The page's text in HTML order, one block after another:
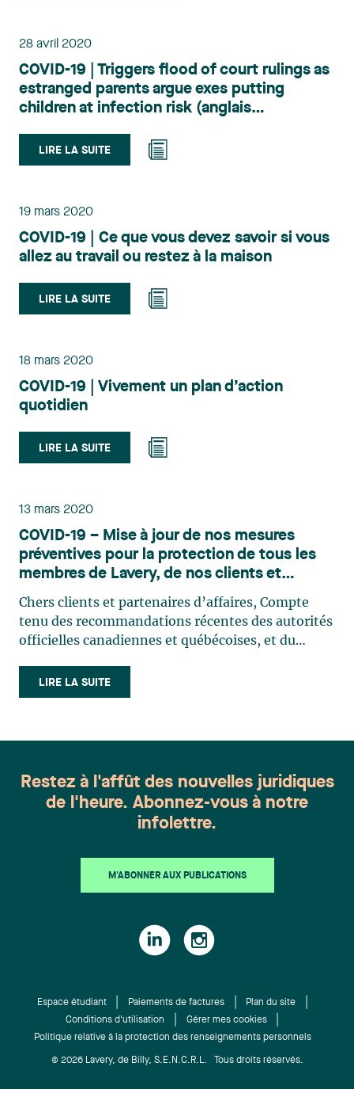
28 avril 2020
COVID-19 | Triggers flood of court rulings as
estranged parents argue exes putting
children at infection risk (anglais
LIRE LA SUITE
19 mars 2020
COVID-19 | Ce que vous devez savoir si vous
allez au travail ou restez à la maison
LIRE LA SUITE
18 mars 2020
COVID-19 | Vivement un plan d’action
quotidien
LIRE LA SUITE
13 mars 2020
COVID-19 – Mise à jour de nos mesures
préventives pour la protection de tous les
membres de Lavery, de nos clients et
partenaires d’affaires
Chers clients et partenaires d’affaires, Compte
tenu des recommandations récentes des autorités
officielles canadiennes et québécoises, et du
la pandémie, Lavery souhaite vous informer des
mesures mises en place par le cabinet afin
recommandations officielles des autorités, et
d’assurer la continuité de nos affaires. La sécurité
des membres de notre équipe, de leur famille et de
leurs proches, ainsi que celle de nos clients et
priorité. Nous tenons d’ailleurs à offrir nos
au sein de leur propre organisation ou dans leur
entourage. Nous tenons à assurer à tous les
plusieurs semaines et qu’un plan de continuité
des affaires a été mis en place rapidement afin de
nous assurer de maintenir le niveau de service
auquel vous vous attendez, notamment quant à la
LIRE LA SUITE
Restez à l'affût des nouvelles juridiques
de l'heure. Abonnez-vous à notre
infolettre.
M'ABONNER AUX PUBLICATIONS
Espace étudiant Paiements de factures
Plan du site
Conditions d'utilisation
Gérer mes cookies
Politique relative à la protection des renseignements personnels
© 2026 Lavery, de Billy, S.E.N.C.R.L. Tous droits réservés.